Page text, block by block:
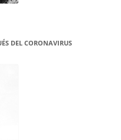
DEL CORONAVIRUS